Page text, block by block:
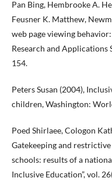
Pan Bing, Hembrooke A.
Feusner K. Matthew,
web page viewing
Research and Applications
154.
Peters Susan (2004),
children, Washington:
Poed Shirlaee, Cologon
Gatekeeping and
schools: results of a
Inclusive Education”, vol.